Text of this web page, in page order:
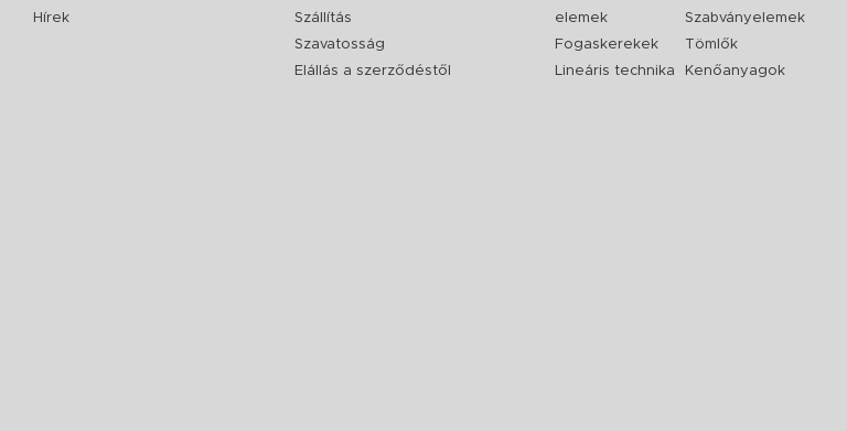
Hírek
Szállítás
Szavatosság
Elállás a szerződéstől
elemek
Fogaskerekek
Lineáris technika
Szabványelemek
Tömlők
Kenőanyagok